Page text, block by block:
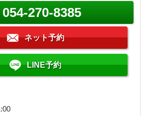
054-270-8385
ネット予約
LINE予約